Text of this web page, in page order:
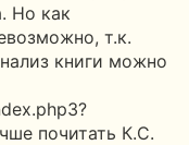
Но как
т.к.
книги можно
почитать К.С.